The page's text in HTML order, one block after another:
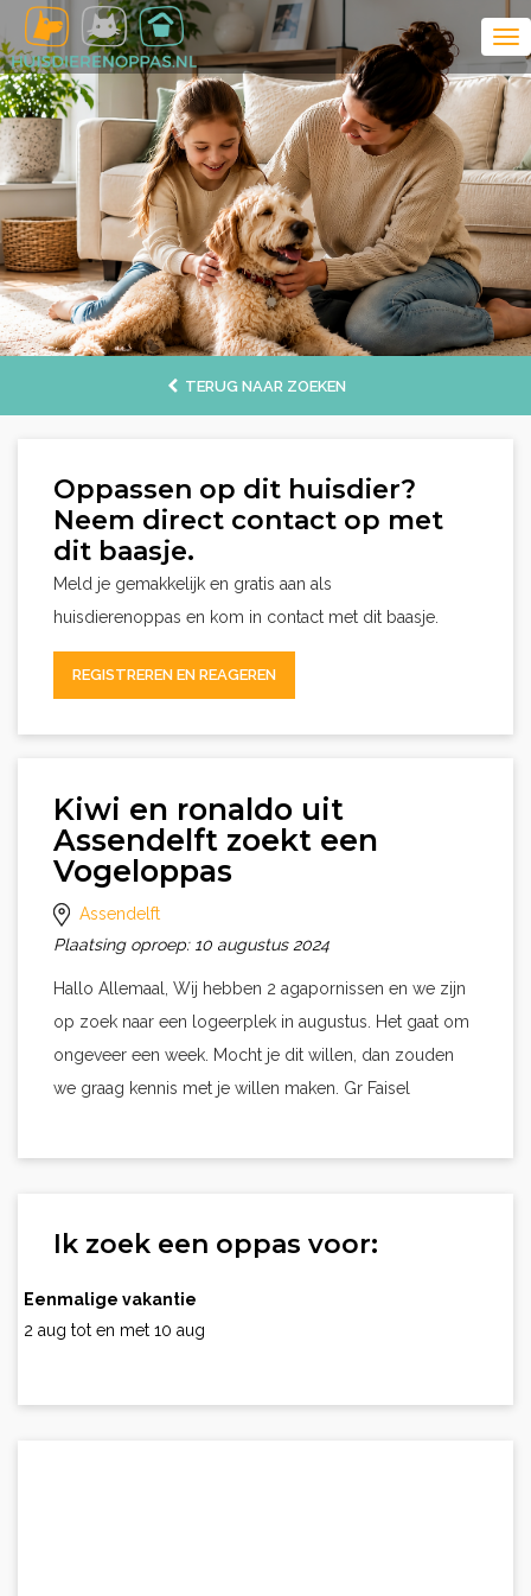
TERUG NAAR ZOEKEN
Oppassen op dit huisdier?
Neem direct contact op met
dit baasje.
Meld je gemakkelijk en gratis aan als
huisdierenoppas en kom in contact met dit baasje.
REGISTREREN EN REAGEREN
Kiwi en ronaldo uit
Assendelft zoekt een
Vogeloppas
Assendelft
Plaatsing oproep: 10 augustus 2024
Hallo Allemaal, Wij hebben 2 agapornissen en we zijn
op zoek naar een logeerplek in augustus. Het gaat om
ongeveer een week. Mocht je dit willen, dan zouden
we graag kennis met je willen maken. Gr Faisel
Ik zoek een oppas voor:
Eenmalige vakantie
2 aug tot en met 10 aug